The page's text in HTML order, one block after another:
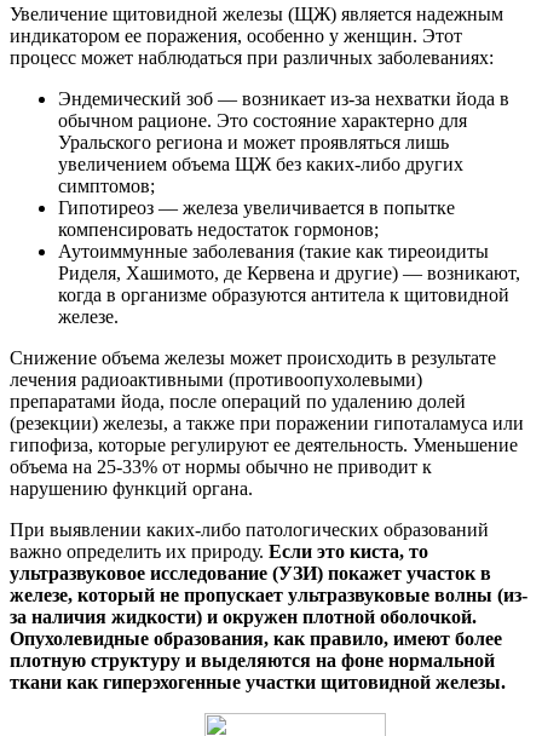
Увеличение щитовидной железы (ЩЖ) является надежным
индикатором ее поражения, особенно у женщин. Этот
процесс может наблюдаться при различных заболеваниях:
Эндемический зоб — возникает из-за нехватки йода в
обычном рационе. Это состояние характерно для
Уральского региона и может проявляться лишь
увеличением объема ЩЖ без каких-либо других
симптомов;
Гипотиреоз — железа увеличивается в попытке
компенсировать недостаток гормонов;
Аутоиммунные заболевания (такие как тиреоидиты
Риделя, Хашимото, де Кервена и другие) — возникают,
когда в организме образуются антитела к щитовидной
железе.
Снижение объема железы может происходить в результате
лечения радиоактивными (противоопухолевыми)
препаратами йода, после операций по удалению долей
(резекции) железы, а также при поражении гипоталамуса или
гипофиза, которые регулируют ее деятельность. Уменьшение
объема на 25-33% от нормы обычно не приводит к
нарушению функций органа.
При выявлении каких-либо патологических образований
важно определить их природу. Если это киста, то
ультразвуковое исследование (УЗИ) покажет участок в
железе, который не пропускает ультразвуковые волны (из-
за наличия жидкости) и окружен плотной оболочкой.
Опухолевидные образования, как правило, имеют более
плотную структуру и выделяются на фоне нормальной
ткани как гиперэхогенные участки щитовидной железы.